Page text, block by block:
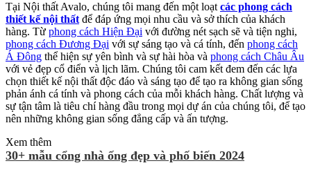
Tại Nội thất Avalo, chúng tôi mang đến một loạt các phong cách
thiết kế nội thất để đáp ứng mọi nhu cầu và sở thích của khách
hàng. Từ phong cách Hiện Đại với đường nét sạch sẽ và tiện nghi,
phong cách Đương Đại với sự sáng tạo và cá tính, đến phong cách
Á Đông thể hiện sự yên bình và sự hài hòa và phong cách Châu Âu
với vẻ đẹp cổ điển và lịch lãm. Chúng tôi cam kết đem đến các lựa
chọn thiết kế nội thất độc đáo và sáng tạo để tạo ra không gian sống
phản ánh cá tính và phong cách của mỗi khách hàng. Chất lượng và
sự tận tâm là tiêu chí hàng đầu trong mọi dự án của chúng tôi, để tạo
nên những không gian sống đẳng cấp và ấn tượng.
Xem thêm
30+ mẫu cổng nhà ống đẹp và phố biến 2024